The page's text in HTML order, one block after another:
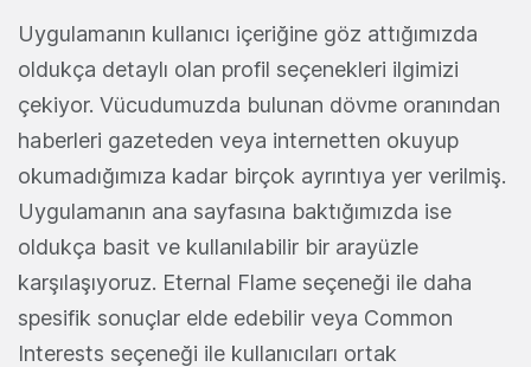
Uygulamanın kullanıcı içeriğine göz attığımızda
oldukça detaylı olan profil seçenekleri ilgimizi
çekiyor. Vücudumuzda bulunan dövme oranından
haberleri gazeteden veya internetten okuyup
okumadığımıza kadar birçok ayrıntıya yer verilmiş.
Uygulamanın ana sayfasına baktığımızda ise
oldukça basit ve kullanılabilir bir arayüzle
karşılaşıyoruz. Eternal Flame seçeneği ile daha
spesifik sonuçlar elde edebilir veya Common
Interests seçeneği ile kullanıcıları ortak